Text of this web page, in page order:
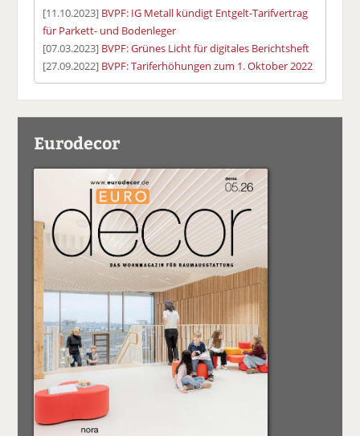
[11.10.2023] BVPF: IG Metall kündigt Entgelt-Tarifvertrag
für Parkett- und Bodenleger
[07.03.2023] BVPF: Grünes Licht für digitales Berichtsheft
[27.09.2022] BVPF: Tariferhöhungen zum 1. Oktober 2022
Eurodecor